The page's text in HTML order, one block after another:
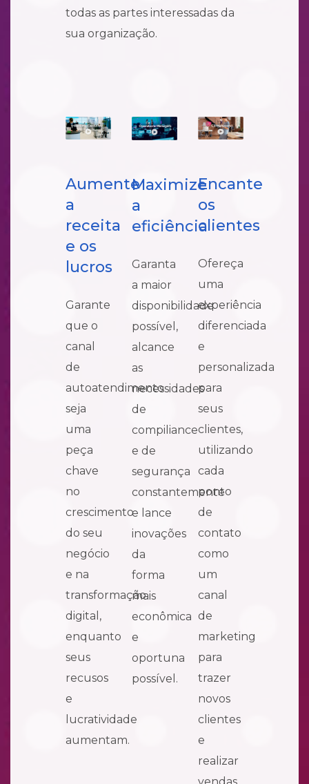
todas as partes interessadas da
sua organização.
Aumente
a
receita
e os
lucros
Garante
que o
canal
de
autoatendimento
seja
uma
peça
chave
no
crescimento
do seu
negócio
e na
transformação
digital,
enquanto
seus
recusos
e
lucratividade
aumentam.
Maximize
a
eficiência
Garanta
a maior
disponibilidade
possível,
alcance
as
necessidades
de
compiliance
e de
segurança
constantemente
e lance
inovações
da
forma
mais
econômica
e
oportuna
possível.
Encante
os
clientes
Ofereça
uma
experiência
diferenciada
e
personalizada
para
seus
clientes,
utilizando
cada
ponto
de
contato
como
um
canal
de
marketing
para
trazer
novos
clientes
e
realizar